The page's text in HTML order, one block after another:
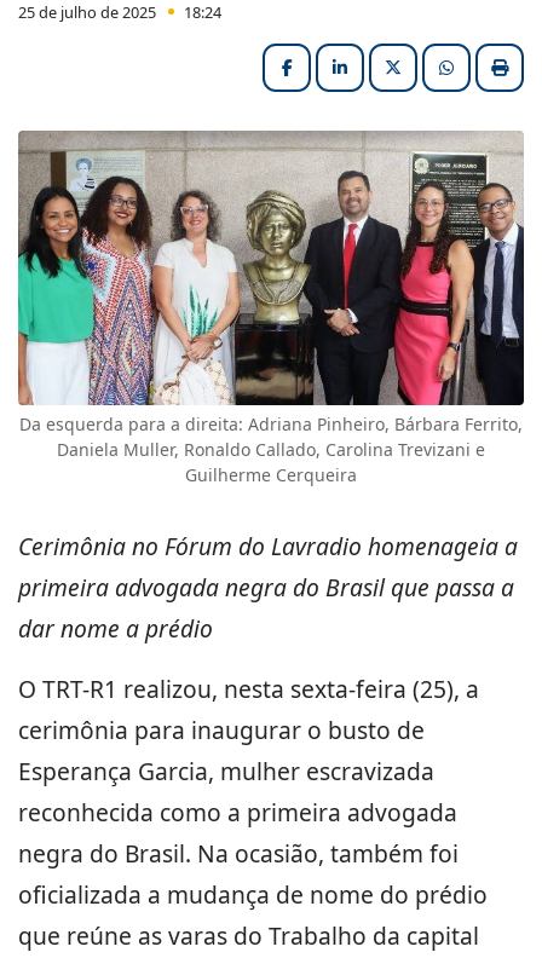
25 de julho de 2025 18:24
FacebookLinkedInX (formerly
Da esquerda para a direita: Adriana Pinheiro, Bárbara Ferrito,
Daniela Muller, Ronaldo Callado, Carolina Trevizani e
Guilherme Cerqueira
Cerimônia no Fórum do Lavradio homenageia a
primeira advogada negra do Brasil que passa a
dar nome a prédio
O TRT-R1 realizou, nesta sexta-feira (25), a
cerimônia para inaugurar o busto de
Esperança Garcia, mulher escravizada
reconhecida como a primeira advogada
negra do Brasil. Na ocasião, também foi
oficializada a mudança de nome do prédio
que reúne as varas do Trabalho da capital